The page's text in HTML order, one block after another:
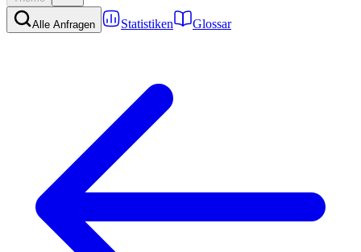
Alle Anfragen Statistiken Glossar